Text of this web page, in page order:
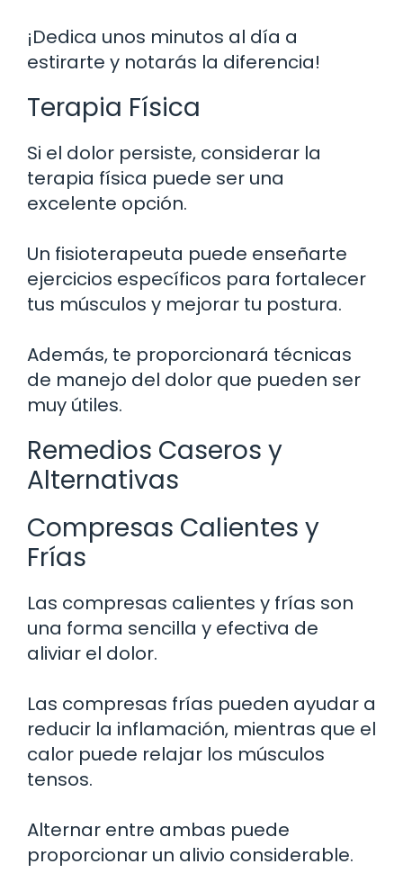
¡Dedica unos minutos al día a
estirarte y notarás la diferencia!
Terapia Física
Si el dolor persiste, considerar la
terapia física puede ser una
excelente opción.
Un fisioterapeuta puede enseñarte
ejercicios específicos para fortalecer
tus músculos y mejorar tu postura.
Además, te proporcionará técnicas
de manejo del dolor que pueden ser
muy útiles.
Remedios Caseros y
Alternativas
Compresas Calientes y
Frías
Las compresas calientes y frías son
una forma sencilla y efectiva de
aliviar el dolor.
Las compresas frías pueden ayudar a
reducir la inflamación, mientras que el
calor puede relajar los músculos
tensos.
Alternar entre ambas puede
proporcionar un alivio considerable.